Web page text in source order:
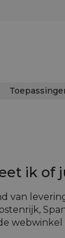
ik of
van
webwinkel